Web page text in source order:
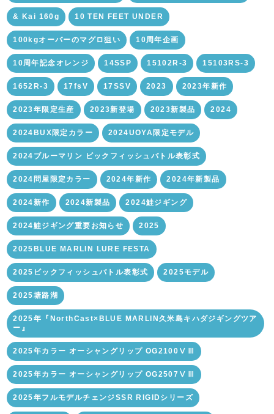
& Kai 160g 10 TEN FEET UNDER
100kgオーバーのマグロ狙い 10周年企画
10周年記念オレンジ 14SSP 15102R-3 15103RS-3
1652R-3 17fsV 17SSV 2023 2023年新作
2023年限定生産 2023新登場 2023新製品 2024
2024BUX限定カラー 2024UOYA限定モデル
2024ブルーマリン ビックフィッシュバトル表彰式
2024問屋限定カラー 2024年新作 2024年新製品
2024新作 2024新製品 2024鮭ジギング
2024鮭ジギング重要お知らせ 2025
2025BLUE MARLIN LURE FESTA
2025ビックフィッシュバトル表彰式 2025モデル
2025塘路湖
2025年『NorthCast×BLUE MARLIN久米島キハダジギングツア
ー』
2025年カラー オーシャングリップ OG2100ⅤⅢ
2025年カラー オーシャングリップ OG2507ⅤⅢ
2025年フルモデルチェンジSSR RIGIDシリーズ